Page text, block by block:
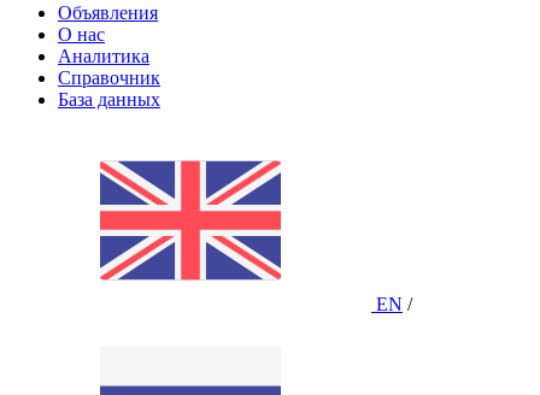
Объявления
О нас
Аналитика
Справочник
База данных
EN /